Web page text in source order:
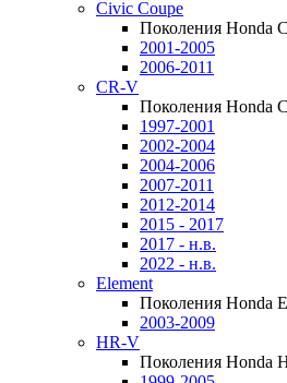
Civic Coupe
Поколения Honda
2001-2005
2006-2011
CR-V
Поколения Honda
1997-2001
2002-2004
2004-2006
2007-2011
2012-2014
2015 - 2017
2017 - н.в.
2022 - н.в.
Element
Поколения Honda
2003-2009
HR-V
Поколения Honda